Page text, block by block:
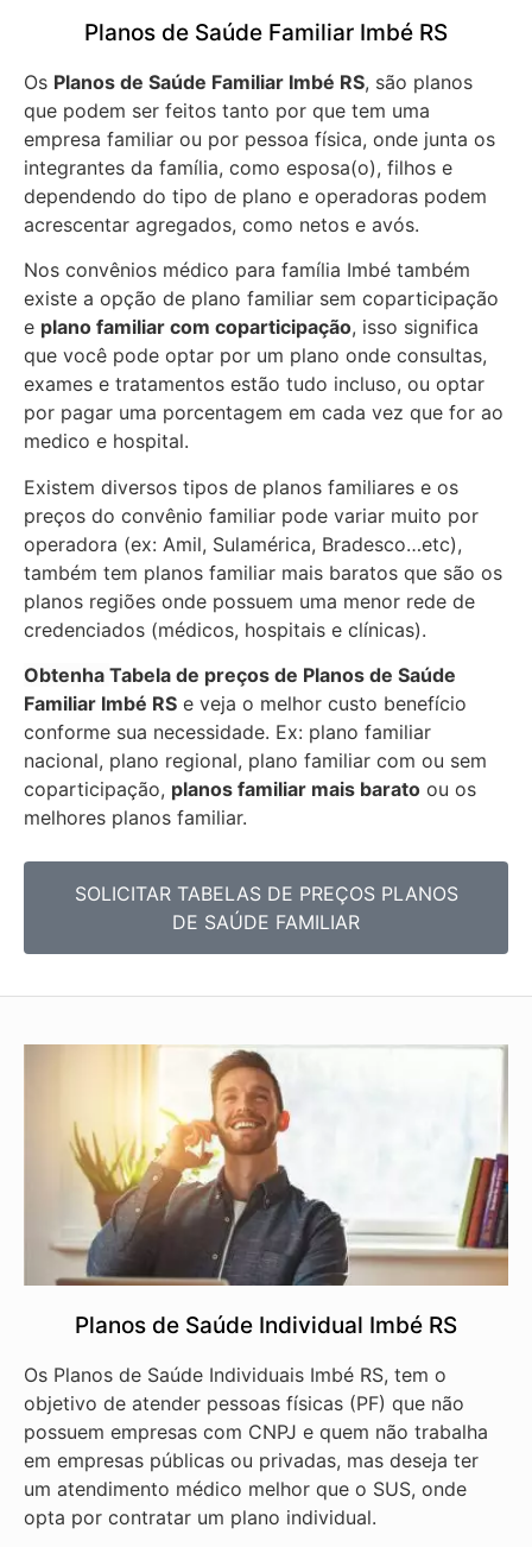
Planos de Saúde Familiar Imbé RS
Os Planos de Saúde Familiar Imbé RS, são planos
que podem ser feitos tanto por que tem uma
empresa familiar ou por pessoa física, onde junta os
integrantes da família, como esposa(o), filhos e
dependendo do tipo de plano e operadoras podem
acrescentar agregados, como netos e avós.
Nos convênios médico para família Imbé também
existe a opção de plano familiar sem coparticipação
e plano familiar com coparticipação, isso significa
que você pode optar por um plano onde consultas,
exames e tratamentos estão tudo incluso, ou optar
por pagar uma porcentagem em cada vez que for ao
medico e hospital.
Existem diversos tipos de planos familiares e os
preços do convênio familiar pode variar muito por
operadora (ex: Amil, Sulamérica, Bradesco…etc),
também tem planos familiar mais baratos que são os
planos regiões onde possuem uma menor rede de
credenciados (médicos, hospitais e clínicas).
Obtenha Tabela de preços de Planos de Saúde
Familiar Imbé RS e veja o melhor custo benefício
conforme sua necessidade. Ex: plano familiar
nacional, plano regional, plano familiar com ou sem
coparticipação, planos familiar mais barato ou os
melhores planos familiar.
SOLICITAR TABELAS DE PREÇOS PLANOS
DE SAÚDE FAMILIAR
Planos de Saúde Individual Imbé RS
Os Planos de Saúde Individuais Imbé RS, tem o
objetivo de atender pessoas físicas (PF) que não
possuem empresas com CNPJ e quem não trabalha
em empresas públicas ou privadas, mas deseja ter
um atendimento médico melhor que o SUS, onde
opta por contratar um plano individual.